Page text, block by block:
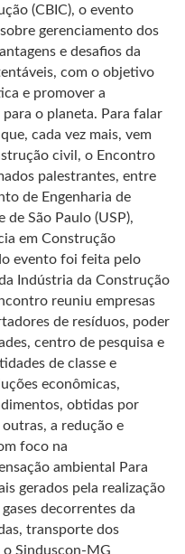
(CBIC), o evento
gerenciamento dos
e desafios da
com o objetivo
e promover a
o planeta. Para falar
cada vez mais, vem
civil, o Encontro
palestrantes, entre
de Engenharia de
São Paulo (USP),
em Construção
evento foi feita pelo
Indústria da Construção
reuniu empresas
de resíduos, poder
centro de pesquisa e
de classe e
econômicas,
obtidas por
a redução e
foco na
ambiental Para
gerados pela realização
decorrentes da
transporte dos
Sinduscon-MG